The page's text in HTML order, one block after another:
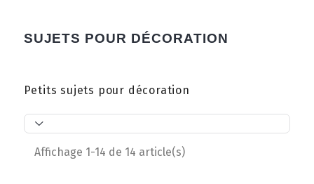
SUJETS POUR DÉCORATION
Petits sujets pour décoration
t
Affichage 1-14 de 14 article(s)